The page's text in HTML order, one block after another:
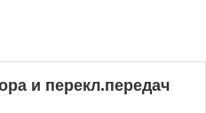
и перекл.передач